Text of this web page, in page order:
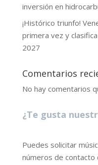
inversión en
¡Histórico triunfo!
primera vez y
2027
Comentarios
No hay comentarios
¿Te gusta
Puedes solicitar
números de contacto